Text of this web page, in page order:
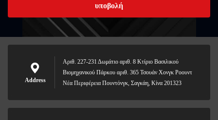
υποβολή
Address
Αριθ. 227-231 Δωμάτιο αριθ. 8 Κτίριο Βασιλικού
Βιομηχανικού Πάρκου αριθ. 365 Τσουάν Χονγκ Ροουντ
Νέα Περιφέρεια Πουντόνγκ, Σαγκάη, Κίνα 201323